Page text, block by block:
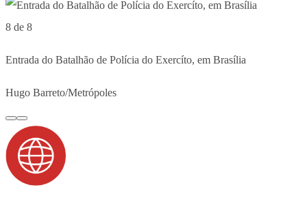
8 de 8
Entrada do Batalhão de Polícia do Exercíto, em Brasília
Hugo Barreto/Metrópoles